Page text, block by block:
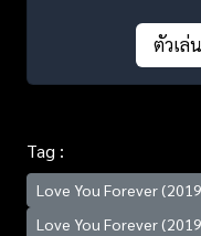
ตัวเล่
Tag :
Love You Forever
Love You Forever